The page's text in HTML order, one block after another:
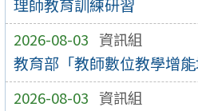
理師教育訓練研習
2026-08-03 資訊組
教育部「教師數位教學增
2026-08-03 資訊組